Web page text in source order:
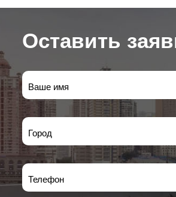
Оставить
Ваше имя
Город
Телефон